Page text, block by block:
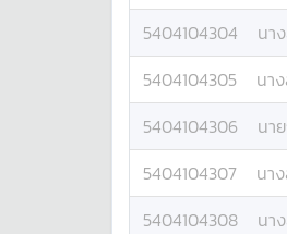
5404104304 นา
5404104305
นา
5404104306
นาย
5404104307
นา
5404104308
นา